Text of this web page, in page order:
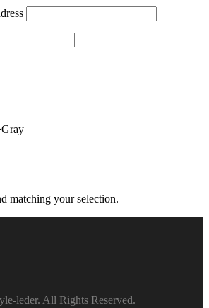
Gray
matching your selection.
leder. All Rights Reserved.